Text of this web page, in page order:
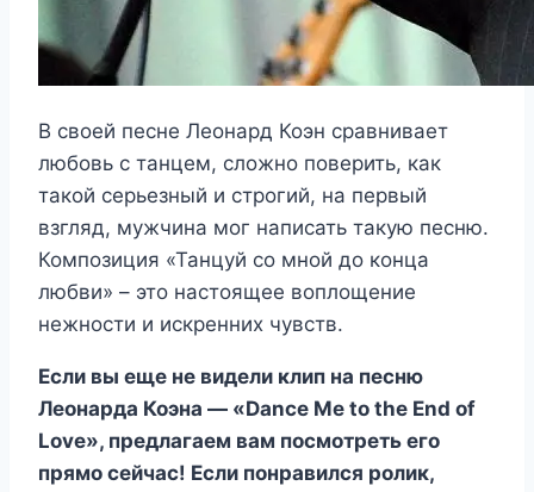
В своей песне Леонард Коэн сравнивает
любовь с танцем, сложно поверить, как
такой серьезный и строгий, на первый
взгляд, мужчина мог написать такую песню.
Композиция «Танцуй со мной до конца
любви» – это настоящее воплощение
нежности и искренних чувств.
Если вы еще не видели клип на песню
Леонарда Коэна — «Dance Me to the End of
Love», предлагаем вам посмотреть его
прямо сейчас! Если понравился ролик,